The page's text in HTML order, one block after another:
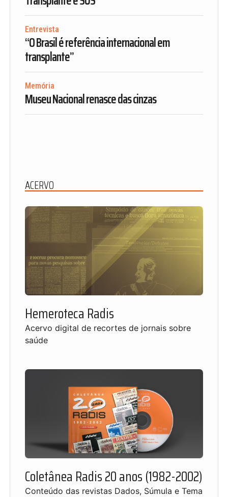
Entrevista
“O Brasil é referência internacional em
transplante”
Memória
Museu Nacional renasce das cinzas
ACERVO
Hemeroteca Radis
Acervo digital de recortes de jornais sobre
saúde
Coletânea Radis 20 anos (1982-2002)
Conteúdo das revistas Dados, Súmula e Tema